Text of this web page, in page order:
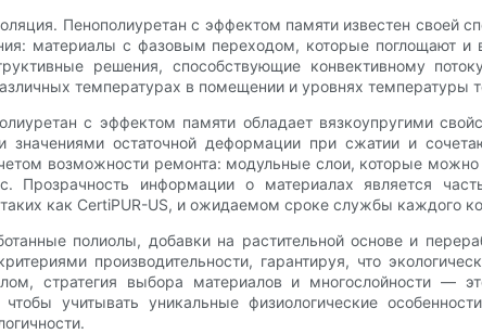
Пенополиуретан с эффектом памяти известен своей
материалы с фазовым переходом, которые поглощают
решения, способствующие конвективному
температурах в помещении и уровнях температуры
с эффектом памяти обладает вязкоупругими
значениями остаточной деформации при сжатии и
возможности ремонта: модульные слои, которые можно
Прозрачность информации о материалах является
как CertiPUR-US, и ожидаемом сроке службы каждого
полиолы, добавки на растительной основе и
производительности, гарантируя, что
стратегия выбора материалов и многослойности
учитывать уникальные физиологические